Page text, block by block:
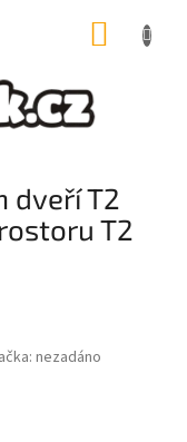
dveří T2
T2
nezadáno